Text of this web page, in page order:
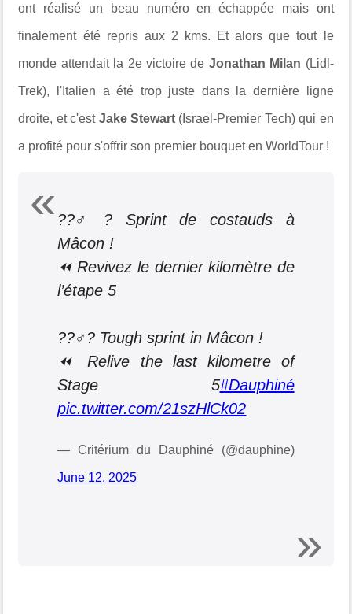
ont réalisé un beau numéro en échappée mais ont
finalement été repris aux 2 kms. Et alors que tout le
monde attendait la 2e victoire de Jonathan Milan (Lidl-
Trek), l'Italien a été trop juste dans la dernière ligne
droite, et c'est Jake Stewart (Israel-Premier Tech) qui en
a profité pour s'offrir son premier bouquet en WorldTour !
??‍♂️? Sprint de costauds à
Mâcon !
⏪ Revivez le dernier kilomètre de
l’étape 5
??‍♂️? Tough sprint in Mâcon !
⏪ Relive the last kilometre of
Stage 5#Dauphiné
pic.twitter.com/21szHlCk02
— Critérium du Dauphiné (@dauphine)
June 12, 2025